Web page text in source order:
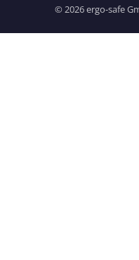
© 2026 ergo-safe